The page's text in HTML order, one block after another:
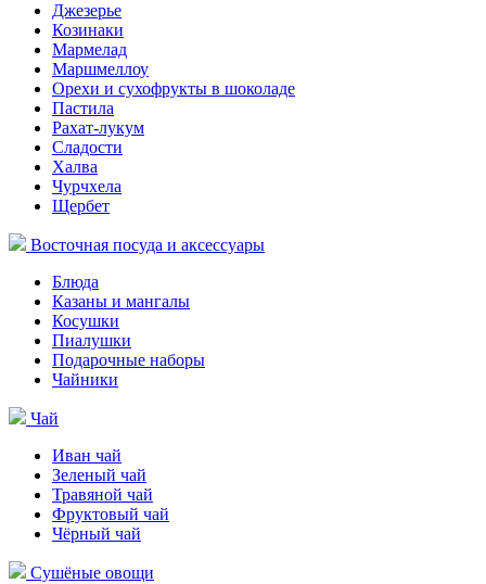
Джезерье
Козинаки
Мармелад
Маршмеллоу
Орехи и сухофрукты в шоколаде
Пастила
Рахат-лукум
Сладости
Халва
Чурчхела
Щербет
Восточная посуда и аксессуары
Блюда
Казаны и мангалы
Косушки
Пиалушки
Подарочные наборы
Чайники
Чай
Иван чай
Зеленый чай
Травяной чай
Фруктовый чай
Чёрный чай
Сушёные овощи